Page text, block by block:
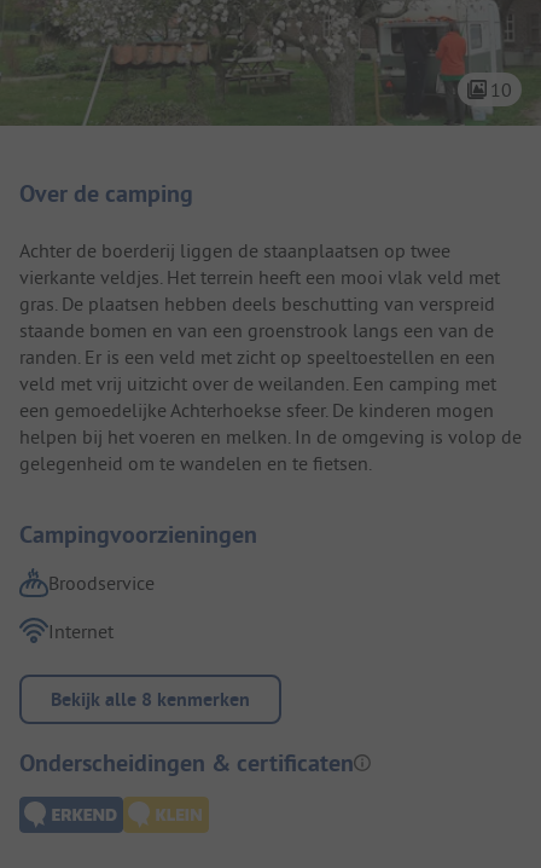
10
Over de camping
Achter de boerderij liggen de staanplaatsen op twee
vierkante veldjes. Het terrein heeft een mooi vlak veld met
gras. De plaatsen hebben deels beschutting van verspreid
staande bomen en van een groenstrook langs een van de
randen. Er is een veld met zicht op speeltoestellen en een
veld met vrij uitzicht over de weilanden. Een camping met
een gemoedelijke Achterhoekse sfeer. De kinderen mogen
helpen bij het voeren en melken. In de omgeving is volop de
gelegenheid om te wandelen en te fietsen.
Campingvoorzieningen
Broodservice
Internet
Bekijk alle 8 kenmerken
Onderscheidingen & certificaten